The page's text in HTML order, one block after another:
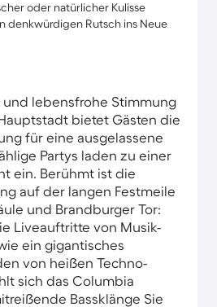
oder natürlicher Kulisse
denkwürdigen Rutsch ins Neue
lebensfrohe Stimmung
bietet Gästen die
für eine ausgelassene
Partys laden zu einer
ein. Berühmt ist die
auf der langen Festmeile
und Brandburger Tor:
Liveauftritte von Musik-
ein gigantisches
von heißen Techno-
sich das Columbia
Bassklänge Sie